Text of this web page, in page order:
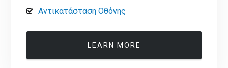
Αντικατάσταση Οθόνης
LEARN MORE